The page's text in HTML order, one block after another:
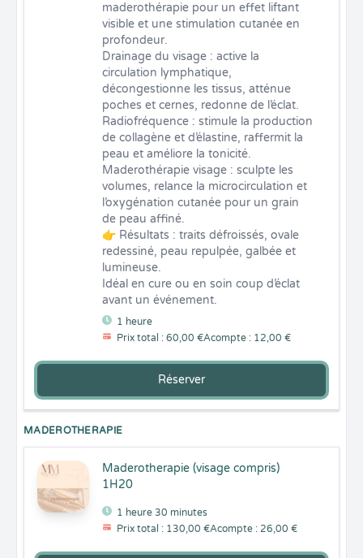
1 heure
Prix total : 60,00 €Acompte : 12,00 €
maderothérapie pour un effet liftant
visible et une stimulation cutanée en
profondeur.
Drainage du visage : active la
circulation lymphatique,
décongestionne les tissus, atténue
poches et cernes, redonne de l’éclat.
Radiofréquence : stimule la production
de collagène et d’élastine, raffermit la
peau et améliore la tonicité.
Maderothérapie visage : sculpte les
volumes, relance la microcirculation et
l’oxygénation cutanée pour un grain
de peau affiné.
👉 Résultats : traits défroissés, ovale
redessiné, peau repulpée, galbée et
lumineuse.
Idéal en cure ou en soin coup d’éclat
avant un événement.
Réserver
MADEROTHERAPIE
Maderotherapie (visage compris)
1H20
1 heure 30 minutes
Prix total : 130,00 €Acompte : 26,00 €